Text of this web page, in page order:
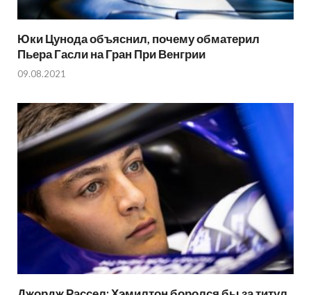
Юки Цунода объяснил, почему обматерил
Пьера Гасли на Гран При Венгрии
09.08.2021